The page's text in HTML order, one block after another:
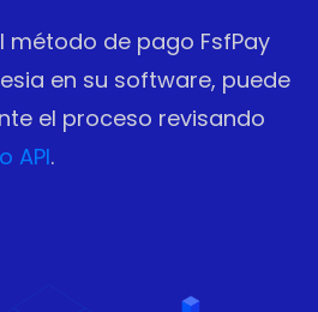
método de pago FsfPay
en su software, puede
el proceso revisando
API.